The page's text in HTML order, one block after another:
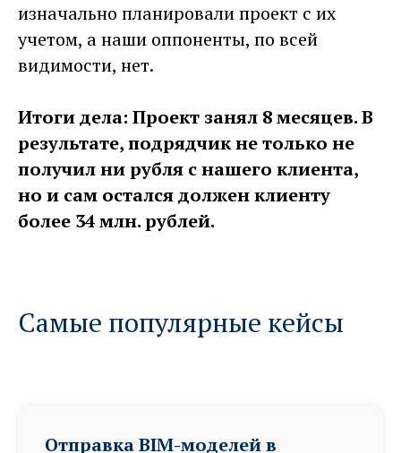
изначально планировали проект с их
учетом, а наши оппоненты, по всей
видимости, нет.
Итоги дела: Проект занял 8 месяцев. В
результате, подрядчик не только не
получил ни рубля с нашего клиента,
но и сам остался должен клиенту
более 34 млн. рублей.
Самые популярные кейсы
Отправка BIM-моделей в